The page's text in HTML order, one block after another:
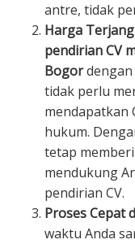
antre, tidak
Harga
pendirian CV
Bogordengan
tidak perlu
mendapatkan
hukum.
tetap
mendukung
pendirian CV.
Proses Cepat
waktu Anda